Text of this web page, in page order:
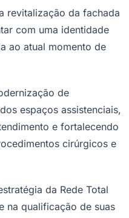
revitalização da fachada
com uma identidade
ao atual momento de
de
espaços assistenciais,
e fortalecendo
cirúrgicos e
da Rede Total
na qualificação de suas